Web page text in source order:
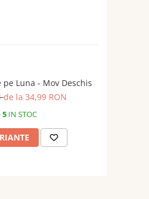
pe Luna - Mov Deschis
de la 34,99 RON
5IN STOC